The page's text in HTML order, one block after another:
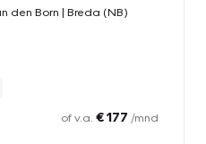
den Born | Breda (NB)
of v.a. € 177 /mnd